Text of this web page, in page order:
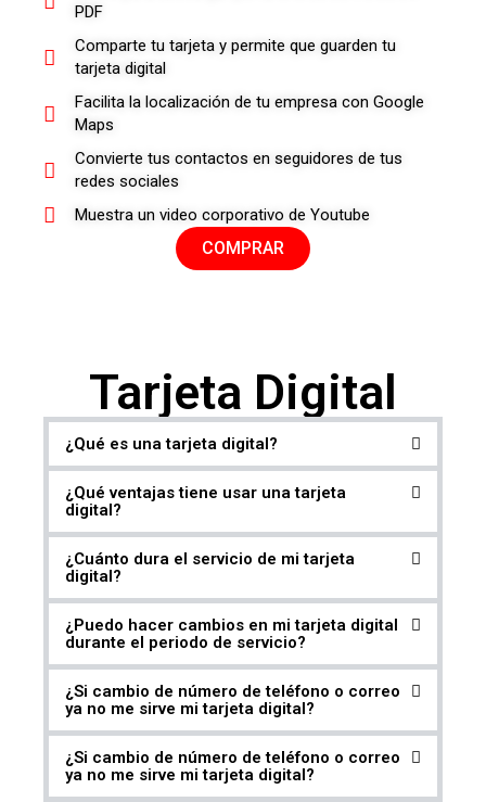
PDF
Comparte tu tarjeta y permite que guarden tu
tarjeta digital
Facilita la localización de tu empresa con Google
Maps
Convierte tus contactos en seguidores de tus
redes sociales
Muestra un video corporativo de Youtube
COMPRAR
Tarjeta Digital
¿Qué es una tarjeta digital?
¿Qué ventajas tiene usar una tarjeta
digital?
¿Cuánto dura el servicio de mi tarjeta
digital?
¿Puedo hacer cambios en mi tarjeta digital
durante el periodo de servicio?
¿Si cambio de número de teléfono o correo
ya no me sirve mi tarjeta digital?
¿Si cambio de número de teléfono o correo
ya no me sirve mi tarjeta digital?